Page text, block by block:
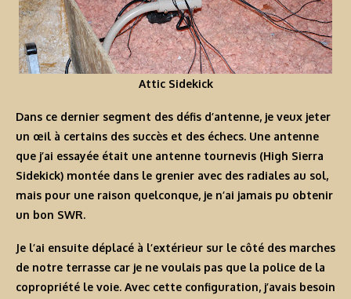
Attic Sidekick
Dans ce dernier segment des défis d’antenne, je veux jeter
un œil à certains des succès et des échecs. Une antenne
que j’ai essayée était une antenne tournevis (High Sierra
Sidekick) montée dans le grenier avec des radiales au sol,
mais pour une raison quelconque, je n’ai jamais pu obtenir
un bon SWR.
Je l’ai ensuite déplacé à l’extérieur sur le côté des marches
de notre terrasse car je ne voulais pas que la police de la
copropriété le voie. Avec cette configuration, j’avais besoin